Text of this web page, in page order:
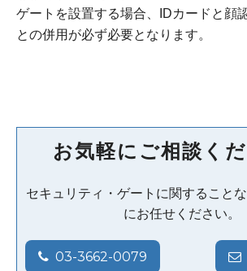
ゲートを設置する場合、IDカードと顔
との併用が必ず必要となります。
お気軽にご相談くだ
セキュリティ・ゲートに関すること
にお任せください。
03-3662-0079